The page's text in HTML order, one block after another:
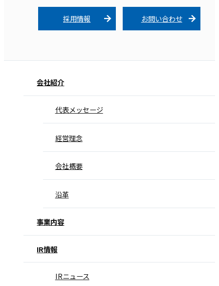
採用情報 お問い合わせ
会社紹介
代表メッセージ
経営理念
会社概要
沿革
事業内容
IR情報
IRニュース